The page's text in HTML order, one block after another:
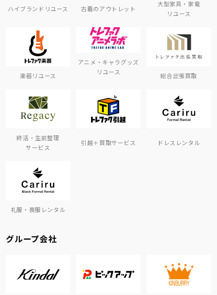
ハイブランドリユース 古着のアウトレット
大型家具・家電
リユース
楽器リユース
アニメ・キャラグッズ
リユース
総合出張買取
終活・生前整理
サービス
引越＋買取サービス ドレスレンタル
礼服・喪服レンタル
グループ会社